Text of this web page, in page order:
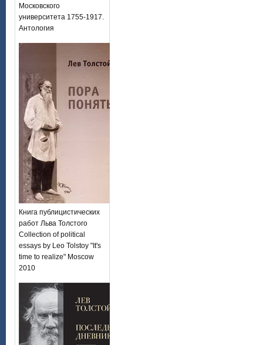
Московского
университета 1755-1917.
Антология
Книга публицистических
работ Льва Толстого
Collection of political
essays by Leo Tolstoy "It's
time to realize" Moscow
2010